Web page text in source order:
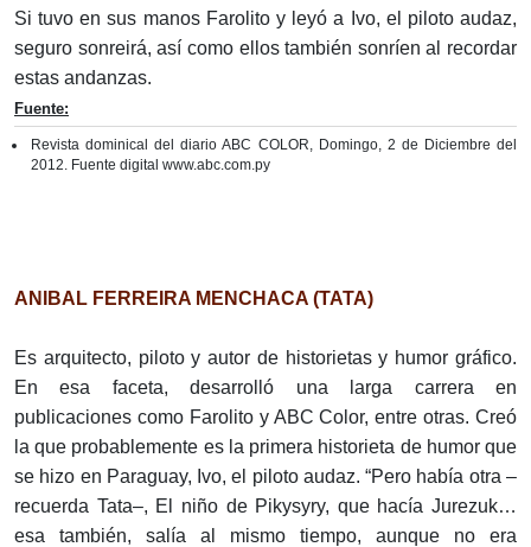
Si tuvo en sus manos Farolito y leyó a Ivo, el piloto audaz,
seguro sonreirá, así como ellos también sonríen al recordar
estas andanzas.
Fuente:
Revista dominical del diario ABC COLOR, Domingo, 2 de Diciembre del
2012. Fuente digital www.abc.com.py
ANIBAL FERREIRA MENCHACA (TATA)
Es arquitecto, piloto y autor de historietas y humor gráfico.
En esa faceta, desarrolló una larga carrera en
publicaciones como Farolito y ABC Color, entre otras. Creó
la que probablemente es la primera historieta de humor que
se hizo en Paraguay, Ivo, el piloto audaz. “Pero había otra –
recuerda Tata–, El niño de Pikysyry, que hacía Jurezuk…
esa también, salía al mismo tiempo, aunque no era